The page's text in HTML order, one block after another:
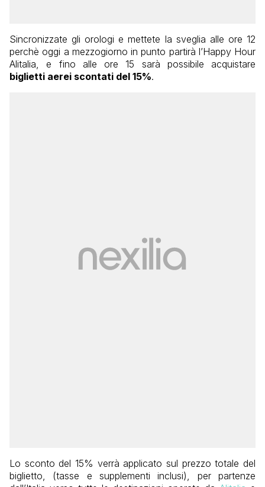
Sincronizzate gli orologi e mettete la sveglia alle ore 12
perchè oggi a mezzogiorno in punto partirà l’Happy Hour
Alitalia, e fino alle ore 15 sarà possibile acquistare
biglietti aerei scontati del 15%.
Lo sconto del 15% verrà applicato sul prezzo totale del
biglietto, (tasse e supplementi inclusi), per partenze